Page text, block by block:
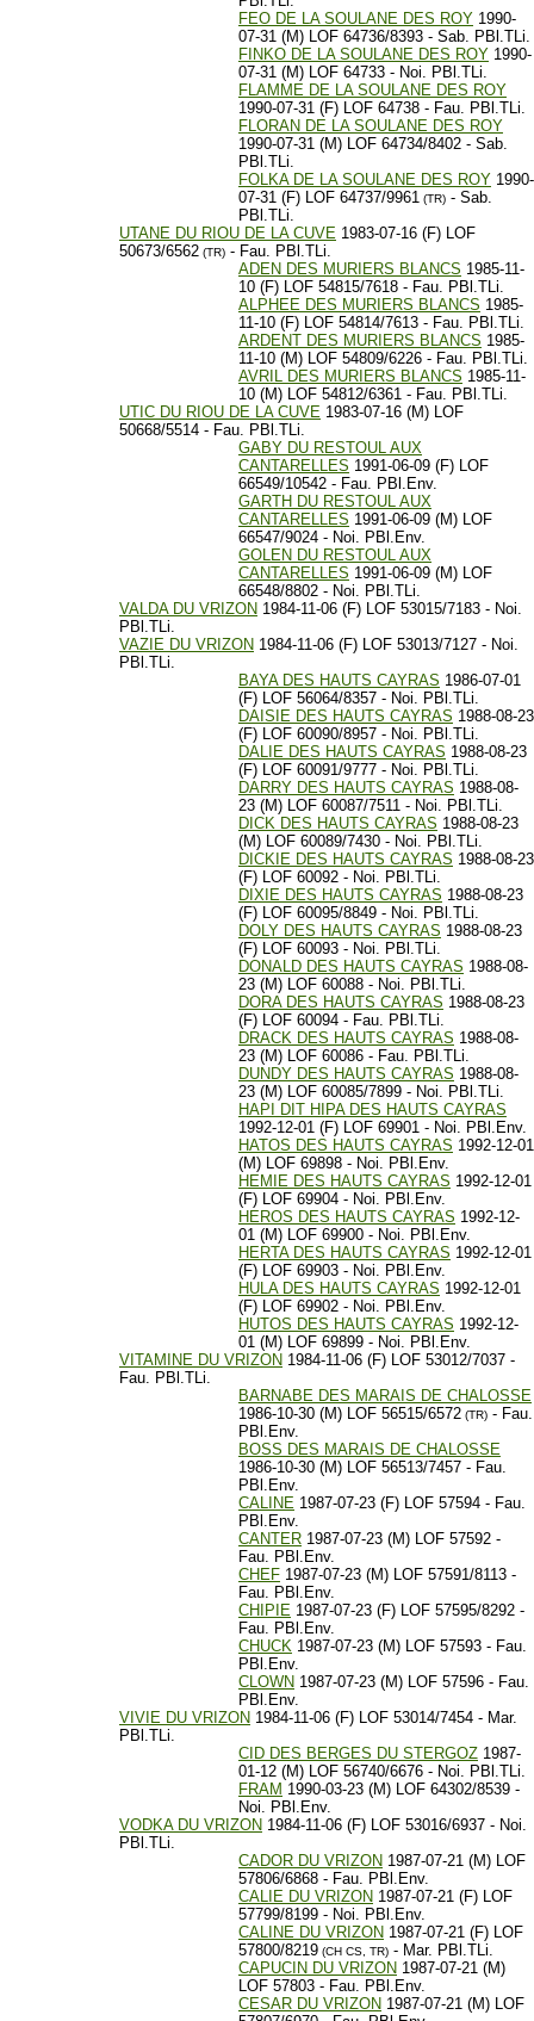
FEO DE LA SOULANE DES ROY 1990-
07-31 (M) LOF 64736/8393 - Sab. PBl.TLi.
FINKO DE LA SOULANE DES ROY 1990-
07-31 (M) LOF 64733 - Noi. PBl.TLi.
FLAMME DE LA SOULANE DES ROY
1990-07-31 (F) LOF 64738 - Fau. PBl.TLi.
FLORAN DE LA SOULANE DES ROY
1990-07-31 (M) LOF 64734/8402 - Sab.
PBl.TLi.
FOLKA DE LA SOULANE DES ROY 1990-
07-31 (F) LOF 64737/9961 (TR) - Sab.
PBl.TLi.
UTANE DU RIOU DE LA CUVE 1983-07-16 (F) LOF
50673/6562 (TR) - Fau. PBl.TLi.
ADEN DES MURIERS BLANCS 1985-11-
10 (F) LOF 54815/7618 - Fau. PBl.TLi.
ALPHEE DES MURIERS BLANCS 1985-
11-10 (F) LOF 54814/7613 - Fau. PBl.TLi.
ARDENT DES MURIERS BLANCS 1985-
11-10 (M) LOF 54809/6226 - Fau. PBl.TLi.
AVRIL DES MURIERS BLANCS 1985-11-
10 (M) LOF 54812/6361 - Fau. PBl.TLi.
UTIC DU RIOU DE LA CUVE 1983-07-16 (M) LOF
50668/5514 - Fau. PBl.TLi.
GABY DU RESTOUL AUX
CANTARELLES 1991-06-09 (F) LOF
66549/10542 - Fau. PBl.Env.
GARTH DU RESTOUL AUX
CANTARELLES 1991-06-09 (M) LOF
66547/9024 - Noi. PBl.Env.
GOLEN DU RESTOUL AUX
CANTARELLES 1991-06-09 (M) LOF
66548/8802 - Noi. PBl.TLi.
VALDA DU VRIZON 1984-11-06 (F) LOF 53015/7183 - Noi.
PBl.TLi.
VAZIE DU VRIZON 1984-11-06 (F) LOF 53013/7127 - Noi.
PBl.TLi.
BAYA DES HAUTS CAYRAS 1986-07-01
(F) LOF 56064/8357 - Noi. PBl.TLi.
DAISIE DES HAUTS CAYRAS 1988-08-23
(F) LOF 60090/8957 - Noi. PBl.TLi.
DALIE DES HAUTS CAYRAS 1988-08-23
(F) LOF 60091/9777 - Noi. PBl.TLi.
DARRY DES HAUTS CAYRAS 1988-08-
23 (M) LOF 60087/7511 - Noi. PBl.TLi.
DICK DES HAUTS CAYRAS 1988-08-23
(M) LOF 60089/7430 - Noi. PBl.TLi.
DICKIE DES HAUTS CAYRAS 1988-08-23
(F) LOF 60092 - Noi. PBl.TLi.
DIXIE DES HAUTS CAYRAS 1988-08-23
(F) LOF 60095/8849 - Noi. PBl.TLi.
DOLY DES HAUTS CAYRAS 1988-08-23
(F) LOF 60093 - Noi. PBl.TLi.
DONALD DES HAUTS CAYRAS 1988-08-
23 (M) LOF 60088 - Noi. PBl.TLi.
DORA DES HAUTS CAYRAS 1988-08-23
(F) LOF 60094 - Fau. PBl.TLi.
DRACK DES HAUTS CAYRAS 1988-08-
23 (M) LOF 60086 - Fau. PBl.TLi.
DUNDY DES HAUTS CAYRAS 1988-08-
23 (M) LOF 60085/7899 - Noi. PBl.TLi.
HAPI DIT HIPA DES HAUTS CAYRAS
1992-12-01 (F) LOF 69901 - Noi. PBl.Env.
HATOS DES HAUTS CAYRAS 1992-12-01
(M) LOF 69898 - Noi. PBl.Env.
HEMIE DES HAUTS CAYRAS 1992-12-01
(F) LOF 69904 - Noi. PBl.Env.
HEROS DES HAUTS CAYRAS 1992-12-
01 (M) LOF 69900 - Noi. PBl.Env.
HERTA DES HAUTS CAYRAS 1992-12-01
(F) LOF 69903 - Noi. PBl.Env.
HULA DES HAUTS CAYRAS 1992-12-01
(F) LOF 69902 - Noi. PBl.Env.
HUTOS DES HAUTS CAYRAS 1992-12-
01 (M) LOF 69899 - Noi. PBl.Env.
VITAMINE DU VRIZON 1984-11-06 (F) LOF 53012/7037 -
Fau. PBl.TLi.
BARNABE DES MARAIS DE CHALOSSE
1986-10-30 (M) LOF 56515/6572 (TR) - Fau.
PBl.Env.
BOSS DES MARAIS DE CHALOSSE
1986-10-30 (M) LOF 56513/7457 - Fau.
PBl.Env.
CALINE 1987-07-23 (F) LOF 57594 - Fau.
PBl.Env.
CANTER 1987-07-23 (M) LOF 57592 -
Fau. PBl.Env.
CHEF 1987-07-23 (M) LOF 57591/8113 -
Fau. PBl.Env.
CHIPIE 1987-07-23 (F) LOF 57595/8292 -
Fau. PBl.Env.
CHUCK 1987-07-23 (M) LOF 57593 - Fau.
PBl.Env.
CLOWN 1987-07-23 (M) LOF 57596 - Fau.
PBl.Env.
VIVIE DU VRIZON 1984-11-06 (F) LOF 53014/7454 - Mar.
PBl.TLi.
CID DES BERGES DU STERGOZ 1987-
01-12 (M) LOF 56740/6676 - Noi. PBl.TLi.
FRAM 1990-03-23 (M) LOF 64302/8539 -
Noi. PBl.Env.
VODKA DU VRIZON 1984-11-06 (F) LOF 53016/6937 - Noi.
PBl.TLi.
CADOR DU VRIZON 1987-07-21 (M) LOF
57806/6868 - Fau. PBl.Env.
CALIE DU VRIZON 1987-07-21 (F) LOF
57799/8199 - Noi. PBl.Env.
CALINE DU VRIZON 1987-07-21 (F) LOF
57800/8219 (CH CS, TR) - Mar. PBl.TLi.
CAPUCIN DU VRIZON 1987-07-21 (M)
LOF 57803 - Fau. PBl.Env.
CESAR DU VRIZON 1987-07-21 (M) LOF